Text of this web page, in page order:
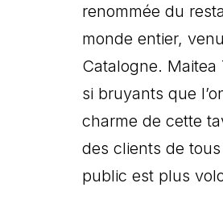
renommée du
monde entier,
Catalogne.
si bruyants que
charme de cette
des clients de
public est plus